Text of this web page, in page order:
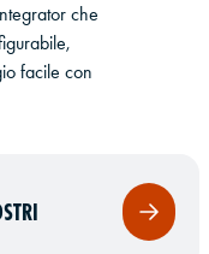
che
facile con